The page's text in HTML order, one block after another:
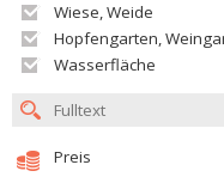
Wiese, Weide
Hopfengarten,
Wasserfläche
Preis